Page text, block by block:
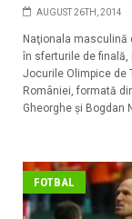
AUGUST 26TH, 2014
Naţionala masculină
în sferturile de
Jocurile Olimpice de
României, formată
Gheorghe şi Bogdan
FOTBAL